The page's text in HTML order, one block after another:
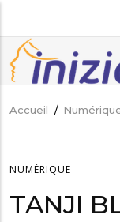
contenu
principal
Fil
Accueil /
NUMÉRIQUE
TANJI